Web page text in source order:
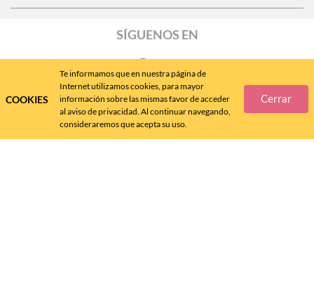
COOKIES
Te informamos que en nuestra página de
Internet utilizamos cookies, para mayor
información sobre las mismas favor de acceder
al aviso de privacidad. Al continuar navegando,
consideraremos que acepta su uso.
Cerrar
SÍGUENOS EN
CallCenter477 788 4600